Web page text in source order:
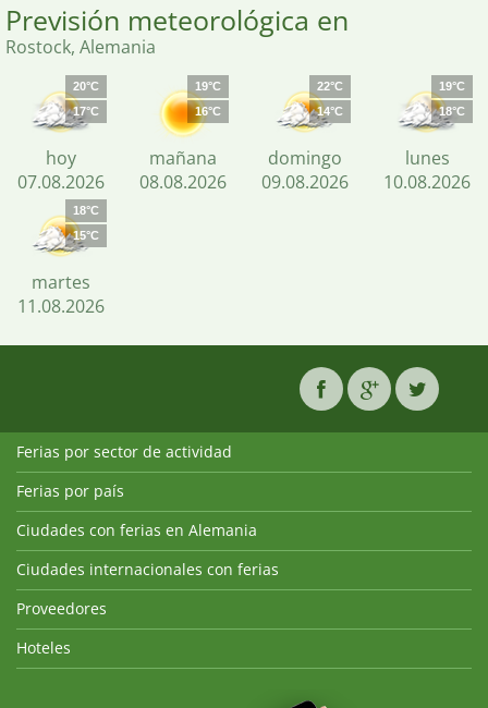
Previsión meteorológica en
Rostock, Alemania
20°C
17°C
hoy
07.08.2026
19°C
16°C
mañana
08.08.2026
22°C
14°C
domingo
09.08.2026
19°C
18°C
lunes
10.08.2026
18°C
15°C
martes
11.08.2026
Ferias por sector de actividad
Ferias por país
Ciudades con ferias en Alemania
Ciudades internacionales con ferias
Proveedores
Hoteles